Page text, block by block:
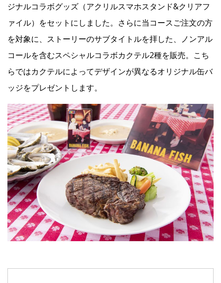
ジナルコラボグッズ（アクリルスマホスタンド&クリアフ
ァイル）をセットにしました。さらに当コースご注文の方
を対象に、ストーリーのサブタイトルを拝した、ノンアル
コールを含むスペシャルコラボカクテル2種を販売。こち
らではカクテルによってデザインが異なるオリジナル缶バ
ッジをプレゼントします。